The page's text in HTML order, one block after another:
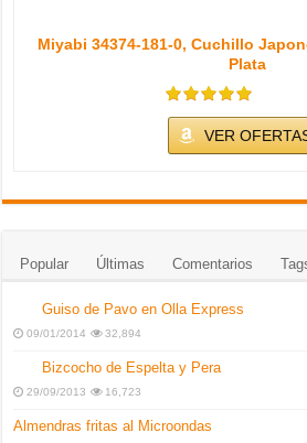
Miyabi 34374-181-0, Cuchillo
Plata
VER
Popular Últimas Comentarios
Guiso de Pavo en Olla Express
09/01/2014 32,894
Bizcocho de Espelta y Pera
29/09/2013 16,723
Almendras fritas al Microondas